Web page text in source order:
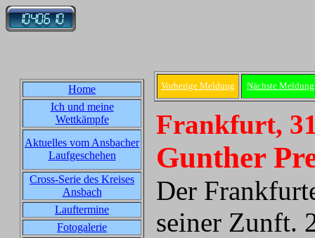
Home
Ich und meine
Wettkämpfe
Aktuelles vom Ansbacher
Laufgeschehen
Cross-Serie des Kreises
Ansbach
Lauftermine
Fotogalerie
Vorherige Meldung Nächste Meldung
Frankfurt,
Gunther
Der
seiner Zunft.